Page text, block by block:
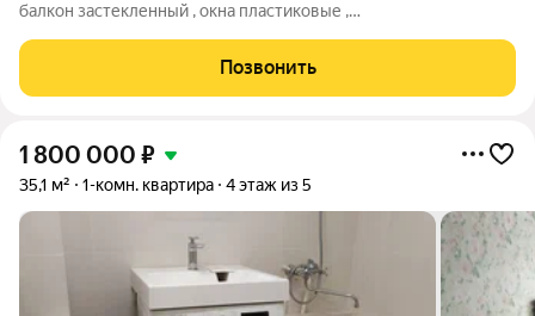
балкон застекленный , окна пластиковые ,
Позвонить
1 800 000 ₽
35,1 м² 1-комн. квартира 4 этаж из 5